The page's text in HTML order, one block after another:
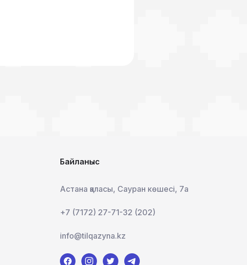
Байланыс
Астана қаласы, Сауран көшесі, 7а
+7 (7172) 27-71-32 (202)
info@tilqazyna.kz